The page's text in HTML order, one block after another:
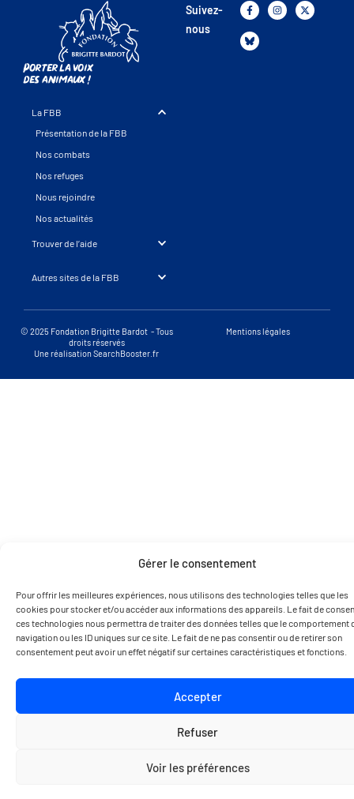
Gérer le consentement
Pour offrir les meilleures expériences, nous utilisons des technologies telles que les
cookies pour stocker et/ou accéder aux informations des appareils. Le fait de
ces technologies nous permettra de traiter des données telles que le comportement
navigation ou les ID uniques sur ce site. Le fait de ne pas consentir ou de retirer son
consentement peut avoir un effet négatif sur certaines caractéristiques et fonctions.
Accepter
Refuser
Voir les préférences
Porter la voix
des animaux !
La FBB
Présentation de la FBB
Nos combats
Nos refuges
Nous rejoindre
Nos actualités
Trouver de l’aide
Autres sites de la FBB
Suivez-
nous
© 2025 Fondation Brigitte Bardot - Tous
droits réservés
Une réalisation SearchBooster.fr
Mentions légales